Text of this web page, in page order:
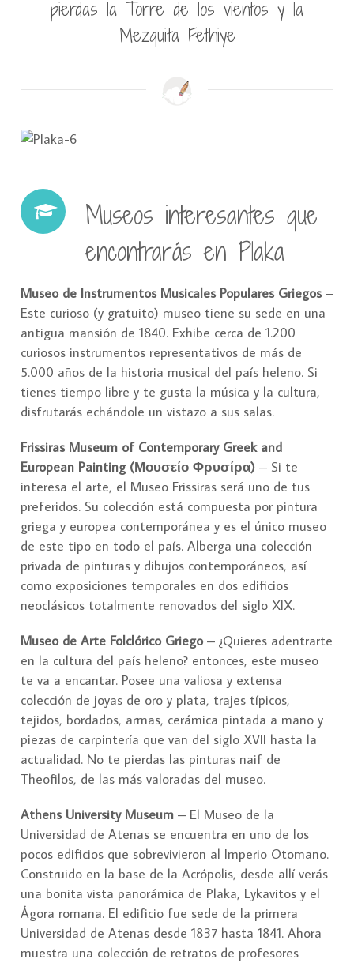
pierdas la Torre de los vientos y la
Mezquita Fethiye
Museos interesantes que
encontrarás en Plaka
Museo de Instrumentos Musicales Populares Griegos –
Este curioso (y gratuito) museo tiene su sede en una
antigua mansión de 1840. Exhibe cerca de 1.200
curiosos instrumentos representativos de más de
5.000 años de la historia musical del país heleno. Si
tienes tiempo libre y te gusta la música y la cultura,
disfrutarás echándole un vistazo a sus salas.
Frissiras Museum of Contemporary Greek and
European Painting (Μουσείο Φρυσίρα) – Si te
interesa el arte, el Museo Frissiras será uno de tus
preferidos. Su colección está compuesta por pintura
griega y europea contemporánea y es el único museo
de este tipo en todo el país. Alberga una colección
privada de pinturas y dibujos contemporáneos, así
como exposiciones temporales en dos edificios
neoclásicos totalmente renovados del siglo XIX.
Museo de Arte Folclórico Griego – ¿Quieres adentrarte
en la cultura del país heleno? entonces, este museo
te va a encantar. Posee una valiosa y extensa
colección de joyas de oro y plata, trajes típicos,
tejidos, bordados, armas, cerámica pintada a mano y
piezas de carpintería que van del siglo XVII hasta la
actualidad. No te pierdas las pinturas naif de
Theofilos, de las más valoradas del museo.
Athens University Museum – El Museo de la
Universidad de Atenas se encuentra en uno de los
pocos edificios que sobrevivieron al Imperio Otomano.
Construido en la base de la Acrópolis, desde allí verás
una bonita vista panorámica de Plaka, Lykavitos y el
Ágora romana. El edificio fue sede de la primera
Universidad de Atenas desde 1837 hasta 1841. Ahora
muestra una colección de retratos de profesores